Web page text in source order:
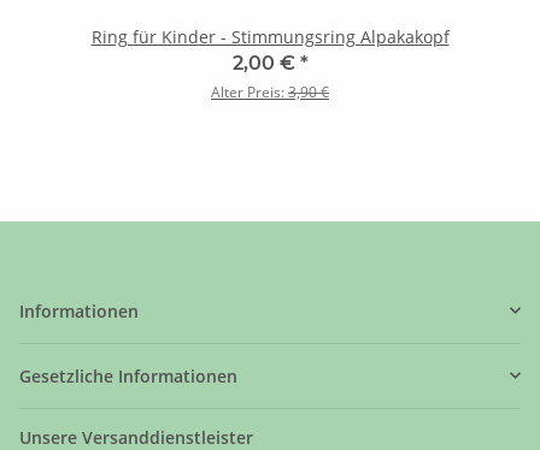
Ring für Kinder - Stimmungsring Alpakakopf
2,00 € *
Alter Preis:3,90 €
Informationen
Gesetzliche Informationen
Unsere Versanddienstleister